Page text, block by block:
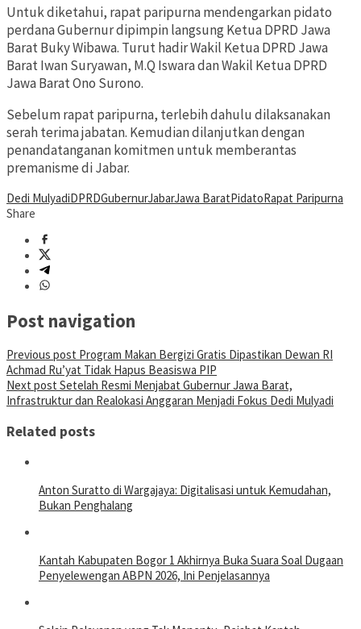
Untuk diketahui, rapat paripurna mendengarkan pidato
perdana Gubernur dipimpin langsung Ketua DPRD Jawa
Barat Buky Wibawa. Turut hadir Wakil Ketua DPRD Jawa
Barat Iwan Suryawan, M.Q Iswara dan Wakil Ketua DPRD
Jawa Barat Ono Surono.
Sebelum rapat paripurna, terlebih dahulu dilaksanakan
serah terima jabatan. Kemudian dilanjutkan dengan
penandatanganan komitmen untuk memberantas
premanisme di Jabar.
Dedi MulyadiDPRDGubernurJabarJawa BaratPidatoRapat Paripurna
Share
Post navigation
Previous post Program Makan Bergizi Gratis Dipastikan Dewan RI
Achmad Ru’yat Tidak Hapus Beasiswa PIP
Next post Setelah Resmi Menjabat Gubernur Jawa Barat,
Infrastruktur dan Realokasi Anggaran Menjadi Fokus Dedi Mulyadi
Related posts
Anton Suratto di Wargajaya: Digitalisasi untuk Kemudahan,
Bukan Penghalang
Kantah Kabupaten Bogor 1 Akhirnya Buka Suara Soal Dugaan
Penyelewengan ABPN 2026, Ini Penjelasannya